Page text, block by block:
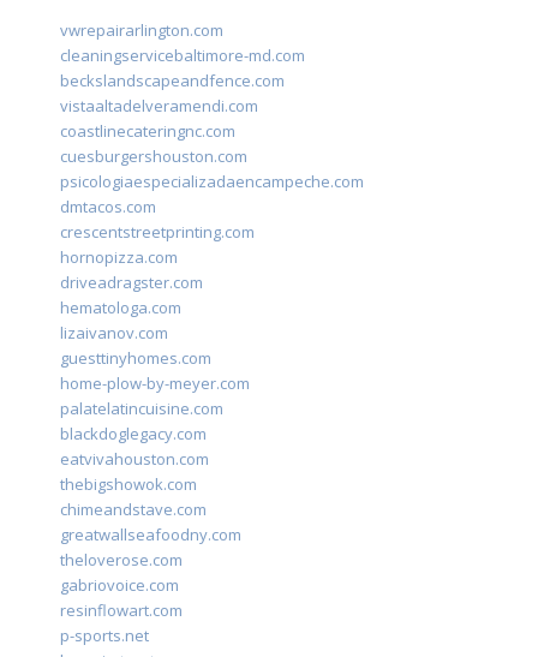
vwrepairarlington.com
cleaningservicebaltimore-md.com
beckslandscapeandfence.com
vistaaltadelveramendi.com
coastlinecateringnc.com
cuesburgershouston.com
psicologiaespecializadaencampeche.com
dmtacos.com
crescentstreetprinting.com
hornopizza.com
driveadragster.com
hematologa.com
lizaivanov.com
guesttinyhomes.com
home-plow-by-meyer.com
palatelatincuisine.com
blackdoglegacy.com
eatvivahouston.com
thebigshowok.com
chimeandstave.com
greatwallseafoodny.com
theloverose.com
gabriovoice.com
resinflowart.com
p-sports.net